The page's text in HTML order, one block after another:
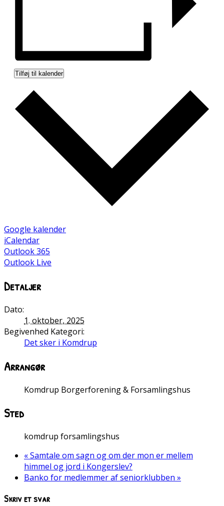
Tilføj til kalender
Google kalender
iCalendar
Outlook 365
Outlook Live
Detaljer
Dato:
1. oktober, 2025
Begivenhed Kategori:
Det sker i Komdrup
Arrangør
Komdrup Borgerforening & Forsamlingshus
Sted
komdrup forsamlingshus
«Samtale om sagn og om der mon er mellem
himmel og jord i Kongerslev?
Banko for medlemmer af seniorklubben »
Skriv et svar